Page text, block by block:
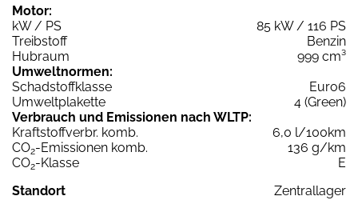
Motor:
kW / PS
85 kW / 116 PS
Treibstoff
Benzin
Hubraum
999 cm³
Umweltnormen:
Schadstoffklasse
Euro6
Umweltplakette
4 (Green)
Verbrauch und Emissionen nach WLTP:
Kraftstoffverbr. komb.
6,0 l/100km
CO2-Emissionen komb.
136 g/km
CO2-Klasse
E
Standort
Zentrallager